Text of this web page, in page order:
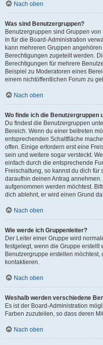
Nach oben
Was sind Benutzergruppen?
Benutzergruppen sind Gruppen
in für die Board-Administration
kann mehreren Gruppen
Berechtigungen zugeteilt werden.
Berechtigungen für mehrere
Beispiel zu Moderatoren eines
einem nichtöffentlichen Forum zu
Nach oben
Wo finde ich die Benutzergruppen
Du findest die Benutzergruppen
Bereich. Wenn du einer beitreten
entsprechenden Schaltfläche
offen. Einige erfordern erst eine
sein und weitere sogar versteckt.
einfach durch die entsprechende
Freischaltung, so kannst du dich
daraufhin deinen Antrag
aufgenommen werden möchtest.
dich ablehnt, er wird einen Grund
Nach oben
Wie werde ich Gruppenleiter?
Der Leiter einer Gruppe wird
festgelegt, wenn die Gruppe erstellt
Benutzergruppe erstellen
kontaktieren.
Nach oben
Weshalb werden verschiedene
Es ist der Board-Administration
Farben zuzuteilen, so dass deren
Nach oben